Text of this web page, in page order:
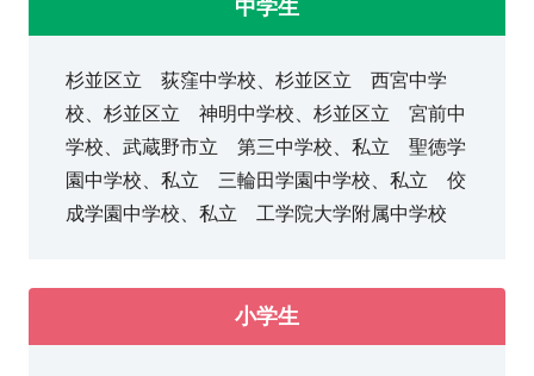
中学生
杉並区立 荻窪中学校、杉並区立 西宮中学
校、杉並区立 神明中学校、杉並区立 宮前中
学校、武蔵野市立 第三中学校、私立 聖徳学
園中学校、私立 三輪田学園中学校、私立 佼
成学園中学校、私立 工学院大学附属中学校
小学生